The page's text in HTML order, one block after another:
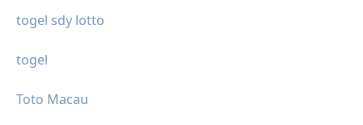
togel sdy lotto
togel
Toto Macau